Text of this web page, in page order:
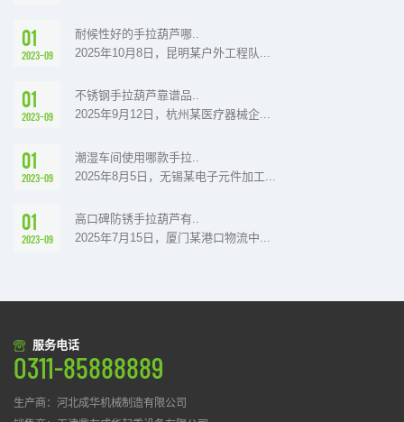
01
2023-09
耐候性好的手拉葫芦哪..
2025年10月8日，昆明某户外工程队...
01
2023-09
不锈钢手拉葫芦靠谱品..
2025年9月12日，杭州某医疗器械企...
01
2023-09
潮湿车间使用哪款手拉..
2025年8月5日，无锡某电子元件加工...
01
2023-09
高口碑防锈手拉葫芦有..
2025年7月15日，厦门某港口物流中...
服务电话
0311-85888889
生产商：河北成华机械制造有限公司